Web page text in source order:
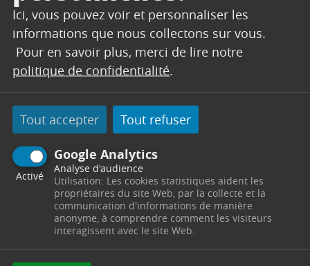
Ici, vous pouvez voir et personnaliser les
informations que nous collectons sur vous.
Pour en savoir plus, merci de lire notre
politique de confidentialité.
Tout accepter Tout refuser
Google Analytics
Activé
Analyse d'audience
Utilisation: Les cookies statistiques aident les
propriétaires du site Web, par la collecte et la
communication d'informations de manière
anonyme, à comprendre comment les visiteurs
interagissent avec le site Web.
CONTACT
MÉDIATHÈQUE LA MINE DES
MOTS